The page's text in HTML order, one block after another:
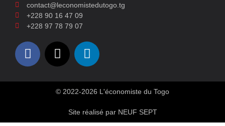
contact@leconomistedutogo.tg
+228 90 16 47 09
+228 97 78 79 07
© 2022-2026 L'économiste du Togo
Site réalisé par NEUF SEPT